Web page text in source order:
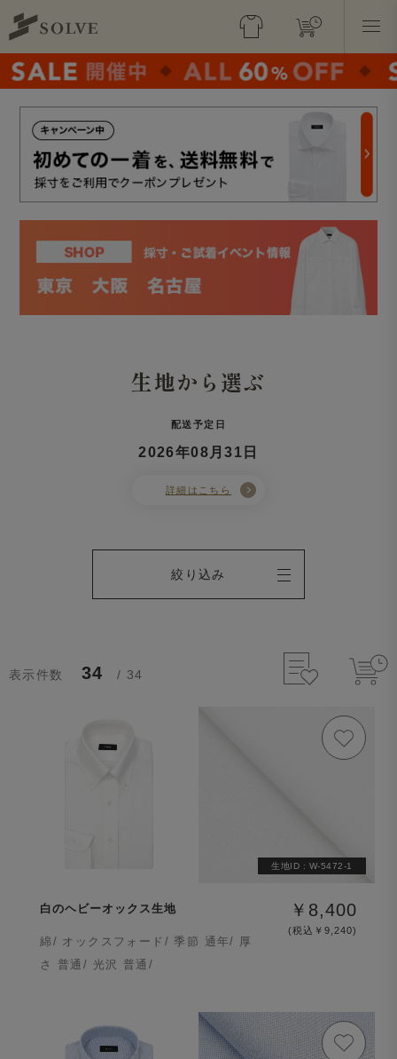
生地から選ぶ
配送予定日
2026年08月31日
詳細はこちら
絞り込み
表示件数 34 / 34
生地ID : W-5472-1
白のヘビーオックス生地
綿/ オックスフォード/ 季節 通年/ 厚
さ 普通/ 光沢 普通/
￥8,400
(税込￥9,240)